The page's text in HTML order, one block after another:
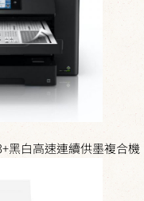
黑白高速連續供墨複合機